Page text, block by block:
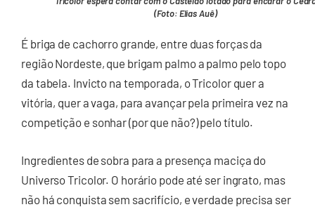
(Foto: Elias Auê)
É briga de cachorro grande, entre duas forças da
região Nordeste, que brigam palmo a palmo pelo topo
da tabela. Invicto na temporada, o Tricolor quer a
vitória, quer a vaga, para avançar pela primeira vez na
competição e sonhar (por que não?) pelo título.
Ingredientes de sobra para a presença maciça do
Universo Tricolor. O horário pode até ser ingrato, mas
não há conquista sem sacrifício, e verdade precisa ser